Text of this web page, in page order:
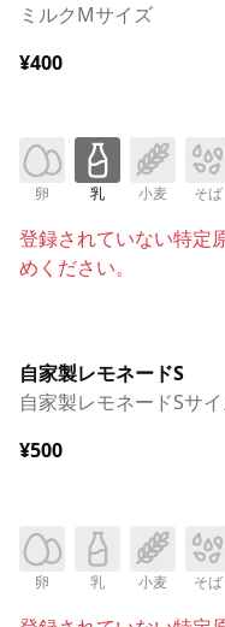
ミルクMサイズ
¥400
卵 乳 小麦 そば
登録されていない特定
めください。
自家製レモネードS
自家製レモネードSサ
¥500
卵 乳 小麦 そば